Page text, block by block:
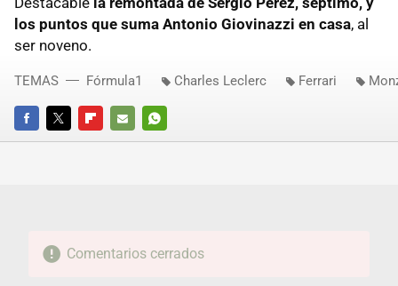
los puntos que suma Antonio Giovinazzi en casa, al
ser noveno.
FACEBOOKTWITTERFLIPBOARD
E-
WHATSAPP
TEMAS Fórmula1 Charles Leclerc Ferrari
Comentarios cerrados